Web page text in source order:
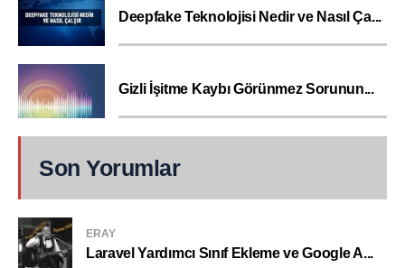
Deepfake Teknolojisi Nedir ve Nasıl Ça...
Gizli İşitme Kaybı Görünmez Sorunun...
Son Yorumlar
ERAY
Laravel Yardımcı Sınıf Ekleme ve Google A...